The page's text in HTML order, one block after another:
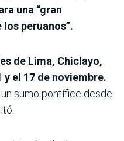
una “gran
peruanos”.
de Lima, Chiclayo,
y el 17 de noviembre.
sumo pontífice desde